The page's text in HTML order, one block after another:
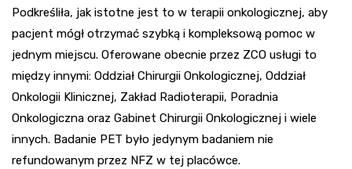
Podkreśliła, jak istotne jest to w terapii onkologicznej, aby
pacjent mógł otrzymać szybką i kompleksową pomoc w
jednym miejscu. Oferowane obecnie przez ZCO usługi to
między innymi: Oddział Chirurgii Onkologicznej, Oddział
Onkologii Klinicznej, Zakład Radioterapii, Poradnia
Onkologiczna oraz Gabinet Chirurgii Onkologicznej i wiele
innych. Badanie PET było jedynym badaniem nie
refundowanym przez NFZ w tej placówce.